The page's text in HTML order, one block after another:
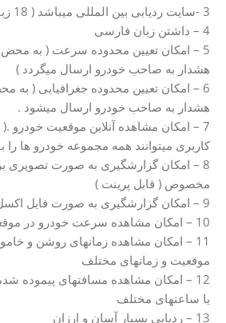
3 -سایت ردیابی بین المللی میباشد ( 18 زبان زنده دنیا )
4 – داشتن زبان فارسی
5 – امکان تعیین محدوده سرعت ( به
هشدار به صاحب خودرو ارسال میگردد )
6 – امکان تعیین محدوده جغرافیایی (
هشدار به صاحب خودرو ارسال میشود .
7 – امکان مشاهده آنلاین موقعیت خودرو .(
کاربری میتوانند همه مجموعه خودرو ها را
8 – امکان گزارشگیری به صورت تصویری
مخصوص ( قابل پرینت )
9 – امکان گزارشگیری به صورت فایل اکسل ( قابل پرینت )
10 – امکان مشاهده سرعت خودرو در موقعیت و زمانهای مختلف
11 – امکان مشاهده زمانهای روشن و
موقعیت و زمانهای مختلف
12 – امکان مشاهده مسافتهای پیموده
یا ساعتهای مختلف
13 – ردیابی بسیار آسان و ارزان